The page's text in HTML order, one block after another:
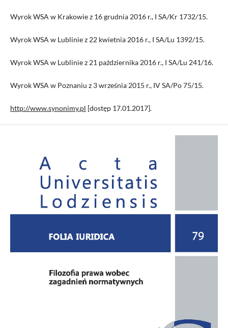
Wyrok WSA w Krakowie z 16 grudnia 2016 r., I SA/Kr 1732/15.
Wyrok WSA w Lublinie z 22 kwietnia 2016 r., I SA/Lu 1392/15.
Wyrok WSA w Lublinie z 21 października 2016 r., I SA/Lu 241/16.
Wyrok WSA w Poznaniu z 3 września 2015 r., IV SA/Po 75/15.
http://www.synonimy.pl [dostęp 17.01.2017].